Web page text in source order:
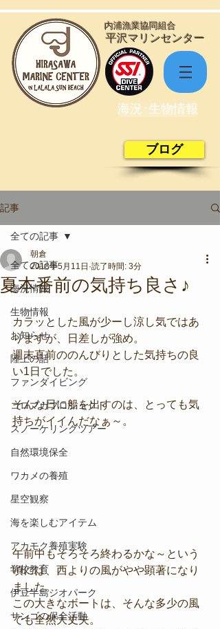
​平沢マリンセンター
​内浦漁業協同組合
海況･生物情報
ブログ
記事
全ての記事
海況情報
生物情報
お知らせ
陸上の話
ファンダイビング
コロマガプロジェクト
スノーケリングツアー
自然環境保全
ワカメの養殖
星空観察
海を楽しむアイテム
アカモク養殖実験
学校教育
伊豆半島ジオパーク
サンゴの保全活動
全ての記事
夏本番前の気持ち良さ♪
朝倉
2018年5月11日 読了時間: 3分
カラッとした風が少ーし涼し気ではあ
りますが、日差しが強め。
週末直前ののんびりとした気持ちの良
い1日でした。
そんな日に船を出すのは、とっても気
持ちがイイんだなぁ～。
午前中もそろそろ終わるかな～という
頃には、西よりの風がやや顕著になり
ました。
この大きなボートは、そんな多少の風
でも全然大丈夫。